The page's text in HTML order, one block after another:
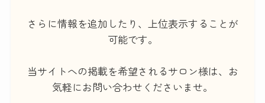
さらに情報を追加したり、上位表示することが
可能です。
当サイトへの掲載を希望されるサロン様は、お
気軽にお問い合わせくださいませ。